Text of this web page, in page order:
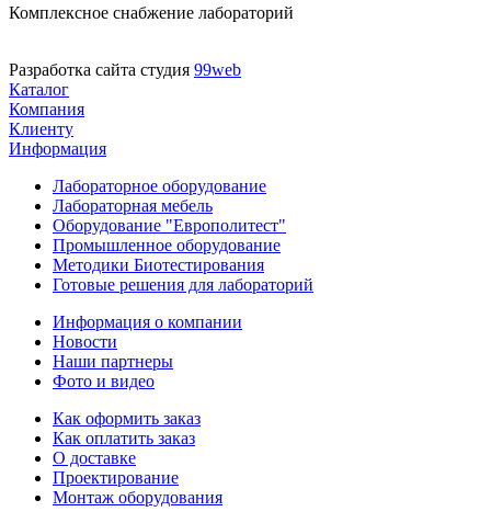
Комплексное снабжение лабораторий
Разработка сайта студия 99web
Каталог
Компания
Клиенту
Информация
Лабораторное оборудование
Лабораторная мебель
Оборудование "Европолитест"
Промышленное оборудование
Методики Биотестирования
Готовые решения для лабораторий
Информация о компании
Новости
Наши партнеры
Фото и видео
Как оформить заказ
Как оплатить заказ
О доставке
Проектирование
Монтаж оборудования